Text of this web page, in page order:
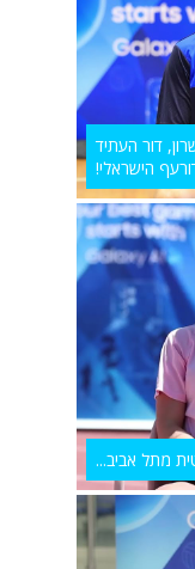
דור העתיד
הישראלי!
מתל אביב...